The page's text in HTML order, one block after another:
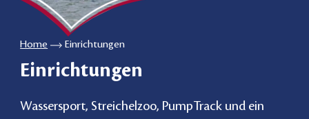
Home Einrichtungen
Einrichtungen
Wassersport, Streichelzoo, PumpTrack und ein